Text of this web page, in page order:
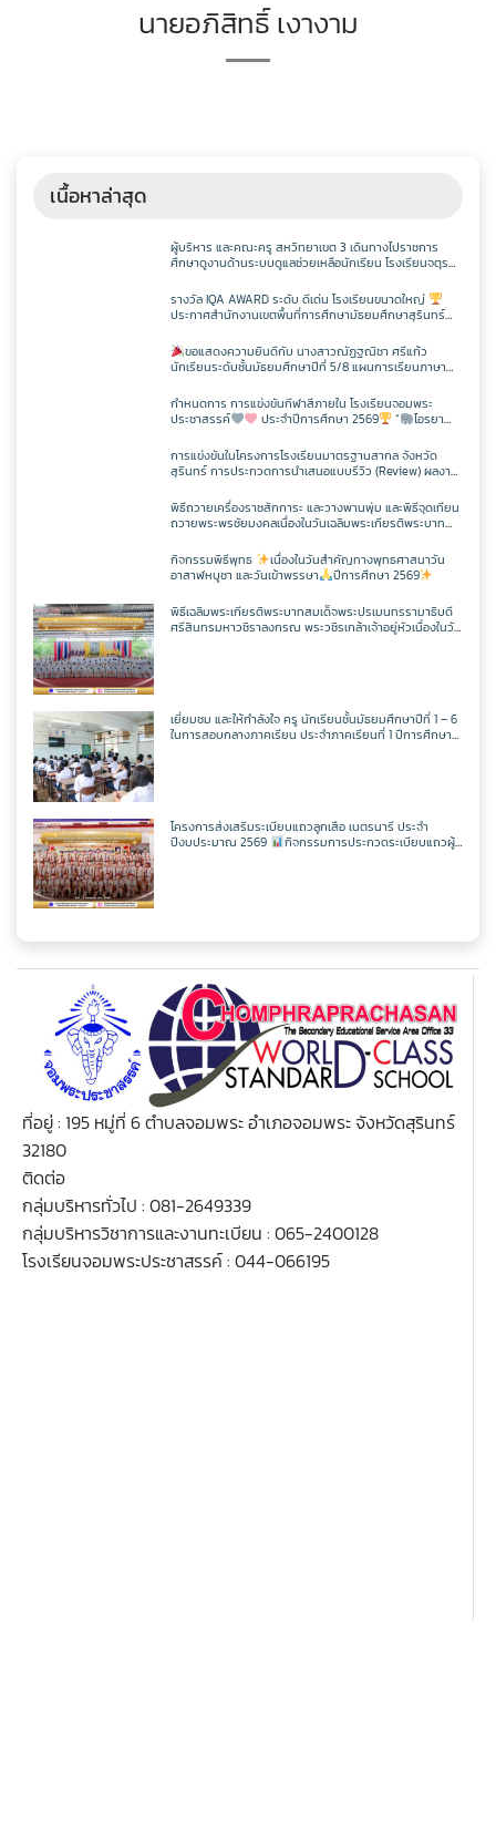
นายอภิสิทธิ์ เงางาม
เนื้อหาล่าสุด
ผู้บริหาร และคณะครู สหวิทยาเขต 3 เดินทางไปราชการ
ศึกษาดูงานด้านระบบดูแลช่วยเหลือนักเรียน โรงเรียนจตุร
รางวัล IQA AWARD ระดับ ดีเด่น โรงเรียนขนาดใหญ่
ประกาศสำนักงานเขตพื้นที่การศึกษามัธยมศึกษาสุรินทร์
ประจำปีการศึกษา 2568
ขอแสดงความยินดีกับ นางสาวณัฏฐณิชา ศรีแก้ว
นักเรียนระดับชั้นมัธยมศึกษาปีที่ 5/8 แผนการเรียนภาษา
สอบวัดระดับความรู้ภาษาจีน HSK 2
กำหนดการ การแข่งขันกีฬาสีภายใน โรงเรียนจอมพระ
ประชาสรรค์
ประจำปีการศึกษา 2569 “
ไอรยา
การแข่งขันในโครงการโรงเรียนมาตรฐานสากล จังหวัด
สุรินทร์ การประกวดการนำเสนอแบบรีวิว (Review) ผลงาน
(Independent Study : IS) ผ่านช่องทางสื่อสังคมออนไลน์
ระดับเขตพื้นที่การศึกษา ประจำปี 2569
พิธีถวายเครื่องราชสักการะ และวางพานพุ่ม และพิธีจุดเทียน
ถวายพระพรชัยมงคลเนื่องในวันเฉลิมพระเกียรติพระบาท
มหิศรภูมิพลราชวรางกูร กิติสิริสมบูรณอดุลยเดช สยามินท
ราธิเบศรราชวโรดม บรมนาถบพิตร พระวชิรเกล้าเจ้าอยู่หัว
(ในหลวงรัชกาลที่ 10)
กิจกรรมพิธีพุทธ
เนื่องในวันสำคัญทางพุทธศาสนาวัน
อาสาฬหบูชา และวันเข้าพรรษา
ปีการศึกษา 2569
พิธีเฉลิมพระเกียรติพระบาทสมเด็จพระปรเมนทรรามาธิบดี
ศรีสินทรมหาวชิราลงกรณ พระวชิรเกล้าเจ้าอยู่หัวเนื่องในวัน
เยี่ยมชม และให้กำลังใจ ครู นักเรียนชั้นมัธยมศึกษาปีที่ 1 – 6
ในการสอบกลางภาคเรียน ประจำภาคเรียนที่ 1 ปีการศึกษา
โครงการส่งเสริมระเบียบแถวลูกเสือ เนตรนารี ประจำ
ปีงบประมาณ 2569
กิจกรรมการประกวดระเบียบแถวผู้
ที่อยู่ : 195 หมู่ที่ 6 ตำบลจอมพระ อำเภอจอมพระ จังหวัดสุรินทร์
32180
ติดต่อ
กลุ่มบริหารทั่วไป : 081-2649339
กลุ่มบริหารวิชาการและงานทะเบียน : 065-2400128
โรงเรียนจอมพระประชาสรรค์ : 044-066195